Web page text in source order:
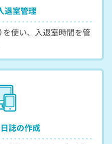
退室管理
を使い、入退室時間を管
誌の作成